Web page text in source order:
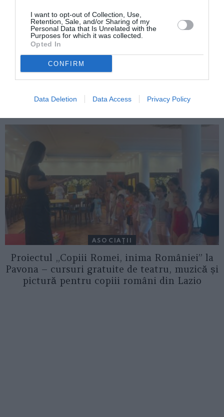
I want to opt-out of Collection, Use,
Retention, Sale, and/or Sharing of my
Personal Data that Is Unrelated with the
Purposes for which it was collected.
Opted In
CONFIRM
Data Deletion Data Access Privacy Policy
ITALIA
Concursul Miss Badante 2026: informații
despre înscrieri și participare
ASOCIAŢII
Proiectul „Copiii Romei, inima României” la
Pavona – cursuri gratuite de teatru, muzică și
pictură pentru copiii români din Lazio